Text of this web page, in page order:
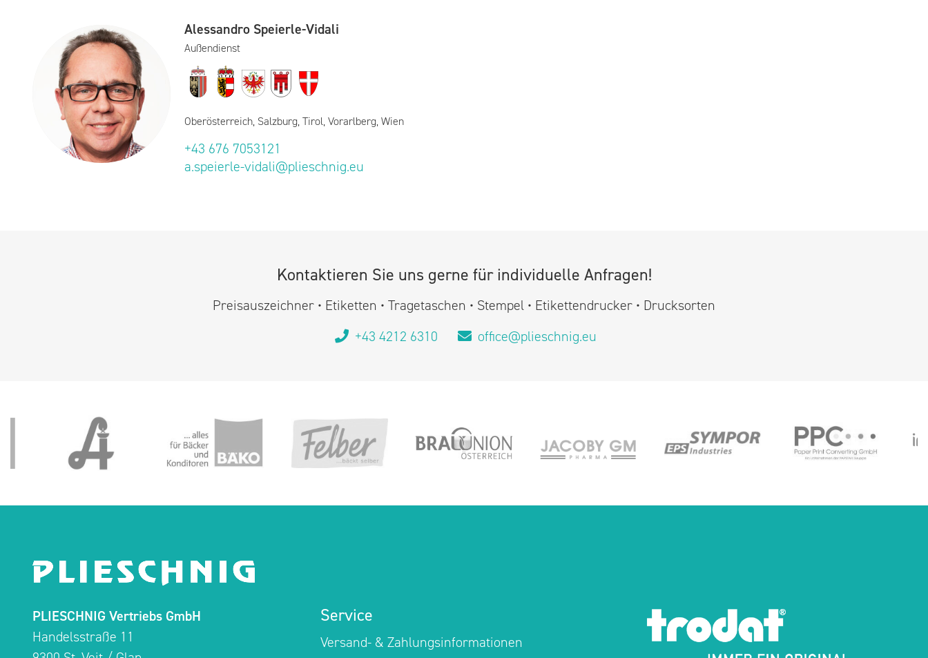
Alessandro Speierle-Vidali
Außendienst
Oberösterreich, Salzburg, Tirol, Vorarlberg, Wien
+43 676 7053121
a.speierle-vidali@plieschnig.eu
Kontaktieren Sie uns gerne für individuelle Anfragen!
Preisauszeichner • Etiketten • Tragetaschen • Stempel • Etikettendrucker • Drucksorten
+43 4212 6310
office@plieschnig.eu
PLIESCHNIG Vertriebs GmbH
Handelsstraße 11
Service
Versand- & Zahlungsinformationen